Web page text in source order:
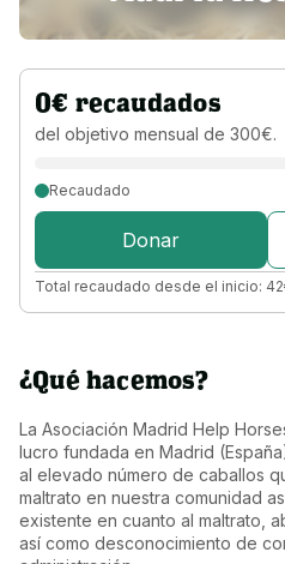
0€ recaudados
del objetivo mensual de 300€.
Recaudado
Donar
Total recaudado desde el inicio: 42
¿Qué hacemos?
La Asociación Madrid Help
lucro fundada en Madrid
al elevado número de caballos
maltrato en nuestra comunidad
existente en cuanto al maltrato,
así como desconocimiento de